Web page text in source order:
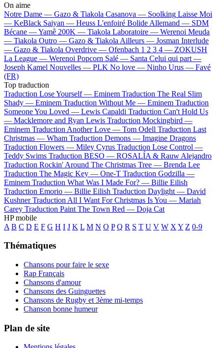
On aime
Notre Dame — Gazo & Tiakola Casanova — Soolking Laisse Moi
— KeBlack Saiyan — Heuss L'enfoiré Bolide Allemand — SDM
Bécane —Yamê 200K — Tiakola Laboratoire — Werenoi Meuda
— Tiakola Outro — Gazo & Tiakola Ailleurs — Josman Interlude
— Gazo & Tiakola Overdrive — Ofenbach 1 2 3 4 — ZOKUSH
La League — Werenoi Popcorn Salé — Santa Celui qui part —
Joseph Kamel Nouvelles — PLK No love — Ninho Urus — Favé
(FR)
Top traduction
Traduction Lose Yourself — Eminem Traduction The Real Slim
Shady — Eminem Traduction Without Me — Eminem Traduction
Someone You Loved — Lewis Capaldi Traduction Can't Hold Us
— Macklemore and Ryan Lewis Traduction Mockingbird —
Eminem Traduction Another Love — Tom Odell Traduction Last
Christmas — Wham Traduction Demons — Imagine Dragons
Traduction Flowers — Miley Cyrus Traduction Lose Control —
Teddy Swims Traduction BESO — ROSALÍA & Rauw Alejandro
Traduction Rockin' Around The Christmas Tree — Brenda Lee
Traduction The Magic Key — One-T Traduction Godzilla —
Eminem Traduction What Was I Made For? — Billie Eilish
Traduction Emorio — Billie Eilish Traduction Daylight — David
Kushner Traduction All I Want For Christmas Is You — Mariah
Carey Traduction Paint The Town Red — Doja Cat
HP mobile
A B C D E F G H I J K L M N O P Q R S T U V W X Y Z 0-9
Thématiques
Chansons pour faire le sexe
Rap Français
Chansons d'amour
Chansons des Guinguettes
Chansons de Rugby et 3ème mi-temps
Chanson bonne humeur
Plan de site